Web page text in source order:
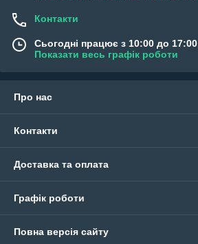
Контакти
Сьогодні працює з 10:00 до 17:00
Показати весь графік роботи
Про нас
Контакти
Доставка та оплата
Графік роботи
Повна версія сайту